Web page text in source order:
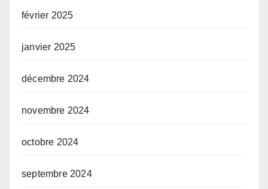
février 2025
janvier 2025
décembre 2024
novembre 2024
octobre 2024
septembre 2024